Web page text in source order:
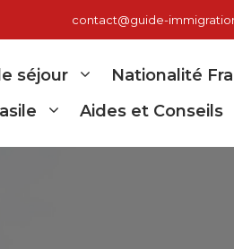
contact@guide-
séjour Nationalité
Aides et Conseils